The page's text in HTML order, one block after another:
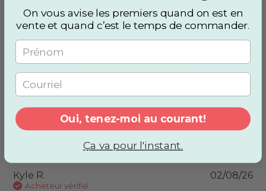
4.4
4.4 out of 5 stars 155 total
reviews
Basé sur 155 avis
Écrire un avis
Filtres
Kyle R.
Acheteur vérifié
02/08/26
On vous avise les premiers quand on est en
vente et quand c’est le temps de commander.
Oui, tenez-moi au courant!
Ça va pour l'instant.